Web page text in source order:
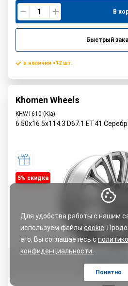
Для удобства работы с нашим
используем файлы cookie .
его, Вы соглашаетесь с
конфиденциальности.
Понятно
В
Быстрый
в наличии >12 шт.
Khomen Wheels
KHW1610 (Kia)
6.50x16 5x114.3 D67.1 ET41
5% cкидка